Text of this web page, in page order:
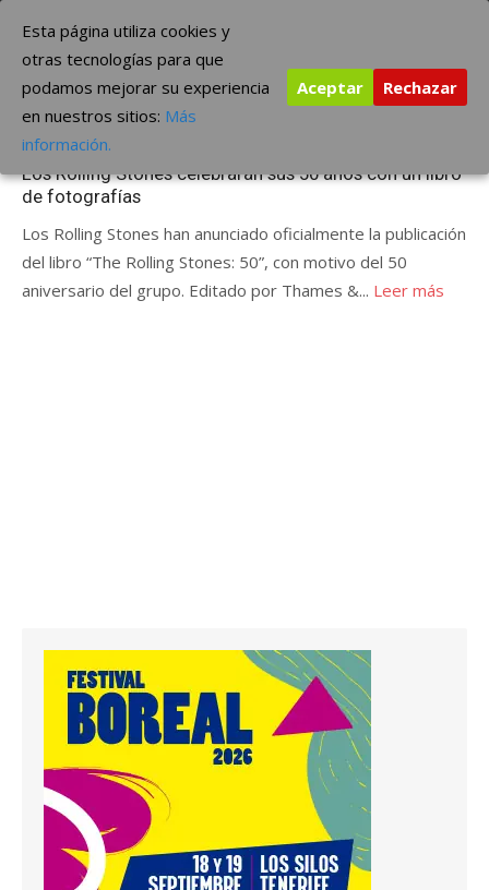
contenido
The Borderline Music
Etiqueta:fotografias
Publicada
marzo 5, 2012
Los Rolling Stones celebrarán sus 50 años con un libro
de fotografías
Los Rolling Stones han anunciado oficialmente la publicación
del libro “The Rolling Stones: 50”, con motivo del 50
aniversario del grupo. Editado por Thames &... Leer más
Esta página utiliza cookies y
otras tecnologías para que
podamos mejorar su experiencia
en nuestros sitios: Más
información.
Aceptar Rechazar